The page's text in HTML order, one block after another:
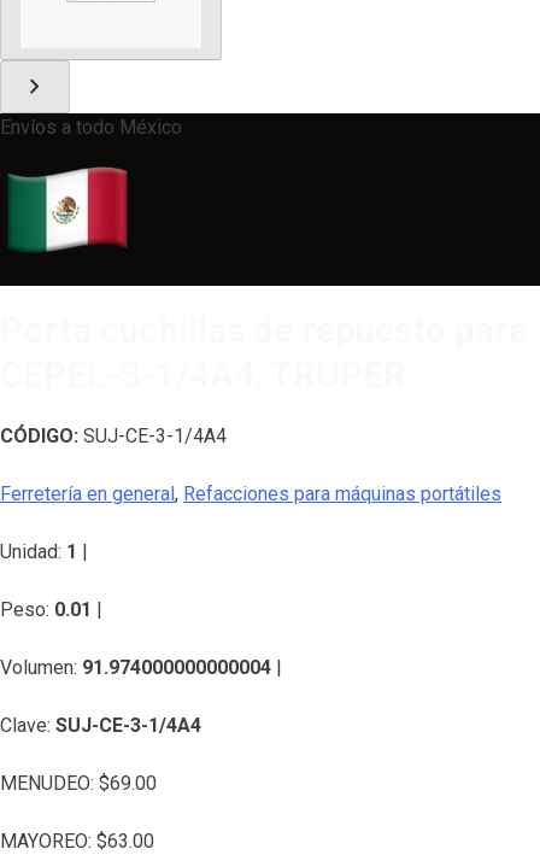
chevron_right
Envíos a todo México
CÓDIGO: SUJ-CE-3-1/4A4
Ferretería en general, Refacciones para máquinas portátiles
Unidad: 1 |
Peso: 0.01 |
Volumen: 91.974000000000004 |
Clave: SUJ-CE-3-1/4A4
MENUDEO: $69.00
MAYOREO: $63.00